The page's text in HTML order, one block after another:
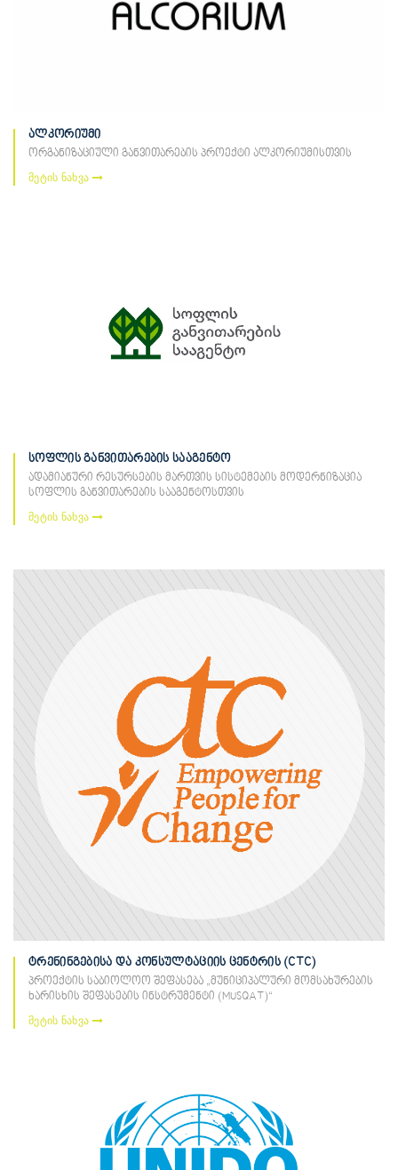
ალკორიუმი
ორგანიზაციული განვითარების პროექტი ალკორიუმისთვის
მეტის ნახვა
სოფლის განვითარების სააგენტო
ადამიანური რესურსების მართვის სისტემების მოდერნიზაცია
სოფლის განვითარების სააგენტოსთვის
მეტის ნახვა
ტრენინგებისა და კონსულტაციის ცენტრის (CTC)
პროექტის საბიოლოო შეფასება „მუნიციპალური მომსახურების
ხარისხის შეფასების ინსტრუმენტი (MUSQAT)“
მეტის ნახვა